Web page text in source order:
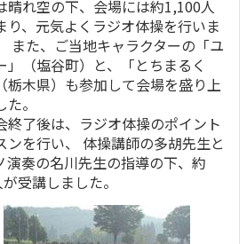
晴れ空の下、会場には約1,100人
り、元気よくラジオ体操を行いま
また、ご当地キャラクターの「ユ
」（塩谷町）と、「とちまるく
栃木県）も参加して会場を盛り上
。
終了後は、ラジオ体操のポイント
ンを行い、 体操講師の多胡先生と
演奏の名川先生の指導の下、約
受講しました。